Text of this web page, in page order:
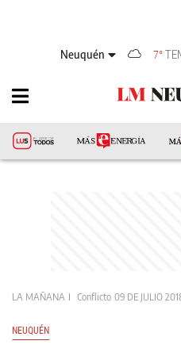
Neuquén 7°
LA MAÑANA Conflicto 09 DE JULIO
NEUQUÉN